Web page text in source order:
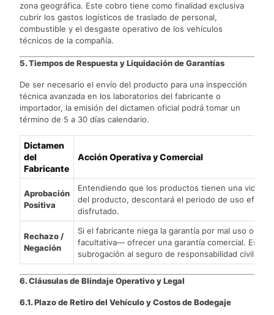
zona geográfica. Este cobro tiene como finalidad exclusiva
cubrir los gastos logísticos de traslado de personal,
combustible y el desgaste operativo de los vehículos
técnicos de la compañía.
5. Tiempos de Respuesta y Liquidación de Garantías
De ser necesario el envío del producto para una inspección
técnica avanzada en los laboratorios del fabricante o
importador, la emisión del dictamen oficial podrá tomar un
término de 5 a 30 días calendario.
Dictamen
del
Fabricante
Acción Operativa y Comercial
Aprobación
Positiva
Entendiendo que los productos tienen una vida
del producto, descontará el periodo de uso
disfrutado.
Rechazo /
Negación
Si el fabricante niega la garantía por mal uso o
facultativa— ofrecer una garantía comercial. Esta
subrogación al seguro de responsabilidad civil de
6. Cláusulas de Blindaje Operativo y Legal
6.1. Plazo de Retiro del Vehículo y Costos de Bodegaje